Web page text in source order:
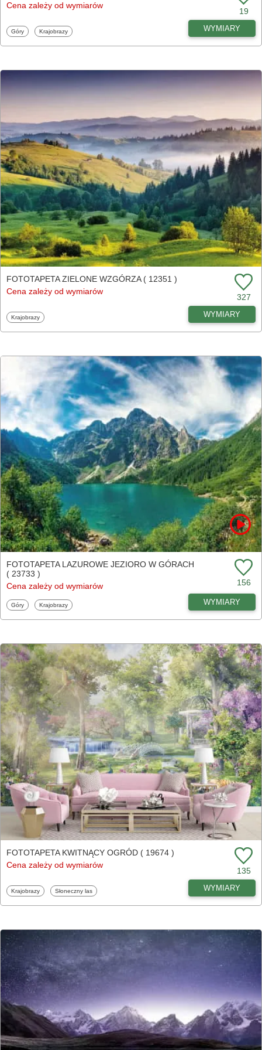
Cena zależy od wymiarów
19
Fototapety
Góry Fototapety
Krajobrazy WYMIARY
FOTOTAPETA ZIELONE WZGÓRZA ( 12351 )
Cena zależy od wymiarów
327
Fototapety
Krajobrazy WYMIARY
FOTOTAPETA LAZUROWE JEZIORO W GÓRACH
( 23733 )
Cena zależy od wymiarów
156
Fototapety
Góry Fototapety
Krajobrazy WYMIARY
FOTOTAPETA KWITNĄCY OGRÓD ( 19674 )
Cena zależy od wymiarów
135
Fototapety
Krajobrazy Fototapety
Słoneczny las WYMIARY